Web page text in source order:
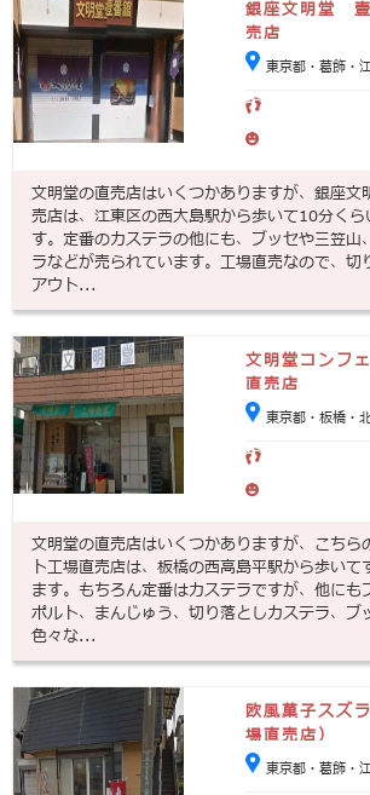
銀座文明堂
売店
東京都・葛飾・
文明堂の直売店はいくつかありますが、銀座
売店は、江東区の西大島駅から歩いて10分く
す。定番のカステラの他にも、ブッセや三笠山
ラなどが売られています。工場直売なので、切
アウト...
文明堂コンフ
直売店
東京都・板橋・
文明堂の直売店はいくつかありますが、こちら
ト工場直売店は、板橋の西高島平駅から歩いて
ます。もちろん定番はカステラですが、他にも
ポルト、まんじゅう、切り落としカステラ、ブ
色々な...
欧風菓子スズ
場直売店）
東京都・葛飾・